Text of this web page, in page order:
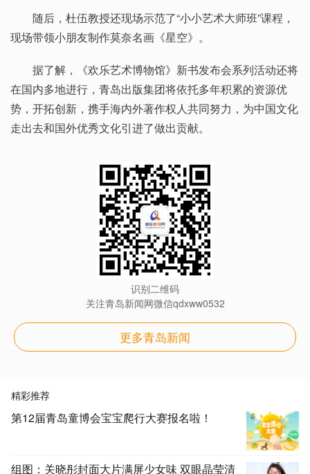
随后，杜伍教授还现场示范了“小小艺术大师班”课程，
现场带领小朋友制作莫奈名画《星空》。
据了解，《欢乐艺术博物馆》新书发布会系列活动还将
在国内多地进行，青岛出版集团将依托多年积累的资源优
势，开拓创新，携手海内外著作权人共同努力，为中国文化
走出去和国外优秀文化引进了做出贡献。
识别二维码
关注青岛新闻网微信qdxww0532
更多青岛新闻
精彩推荐
第12届青岛童博会宝宝爬行大赛报名啦！
组图：关晓彤封面大片满屏少女味 双眼晶莹清